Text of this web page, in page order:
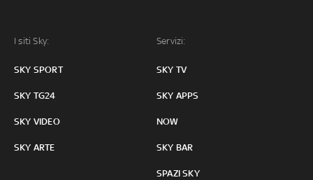
I siti Sky:
SKY SPORT
SKY TG24
SKY VIDEO
SKY ARTE
Servizi:
SKY TV
SKY APPS
NOW
SKY BAR
SPAZI SKY